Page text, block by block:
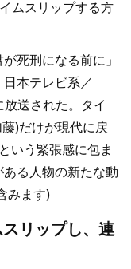
ムスリップする方
死刑になる前に」
本テレビ系／
送された。タイ
)だけが現代に戻
いう緊張感に包ま
る人物の新たな動
みます)
リップし、連